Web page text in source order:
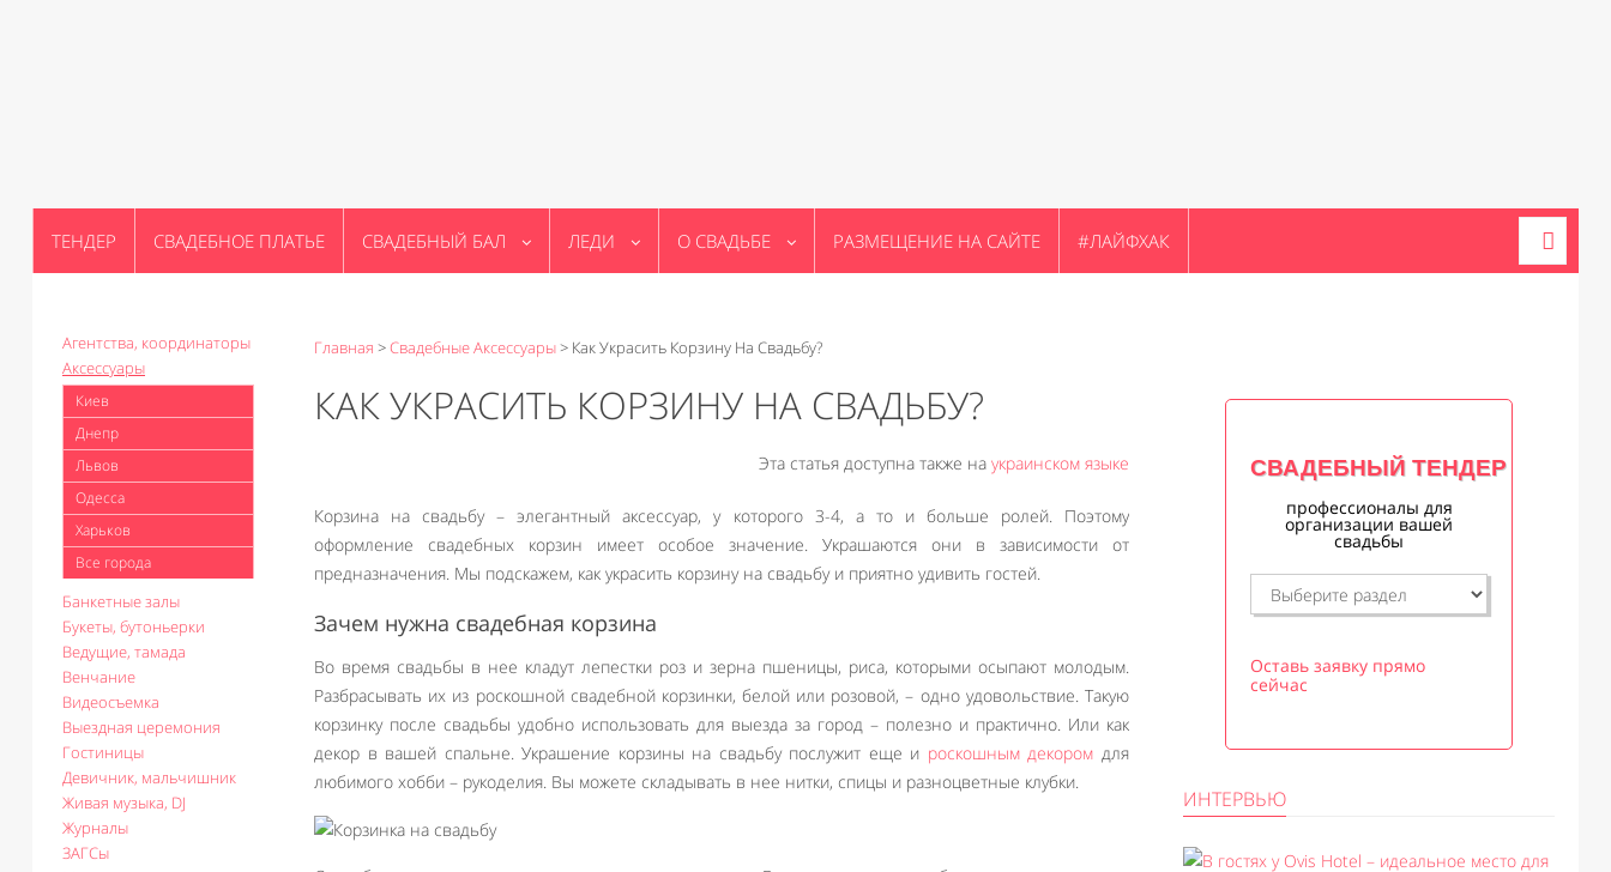
ТЕНДЕР СВАДЕБНОЕ ПЛАТЬЕ СВАДЕБНЫЙ БАЛ ЛЕДИ О СВАДЬБЕ РАЗМЕЩЕНИЕ НА САЙТЕ #ЛАЙФХАК
Агентства, координаторы
Аксессуары
Киев
Днепр
Львов
Одесса
Харьков
Все города
Банкетные залы
Букеты, бутоньерки
Ведущие, тамада
Венчание
Видеосъемка
Выездная церемония
Гостиницы
Девичник, мальчишник
Живая музыка, DJ
Журналы
ЗАГСы
Главная >Свадебные Аксессуары> Как Украсить Корзину На Свадьбу?
КАК УКРАСИТЬ КОРЗИНУ НА СВАДЬБУ?
Эта статья доступна также на украинском языке
Корзина на свадьбу – элегантный аксессуар, у которого 3-4, а то и больше ролей. Поэтому
оформление свадебных корзин имеет особое значение. Украшаются они в зависимости от
предназначения. Мы подскажем, как украсить корзину на свадьбу и приятно удивить гостей.
Зачем нужна свадебная корзина
Во время свадьбы в нее кладут лепестки роз и зерна пшеницы, риса, которыми осыпают молодым.
Разбрасывать их из роскошной свадебной корзинки, белой или розовой, – одно удовольствие. Такую
корзинку после свадьбы удобно использовать для выезда за город – полезно и практично. Или как
декор в вашей спальне. Украшение корзины на свадьбу послужит еще и роскошным декором для
любимого хобби – рукоделия. Вы можете складывать в нее нитки, спицы и разноцветные клубки.
СВАДЕБНЫЙ ТЕНДЕР
профессионалы для
организации вашей
свадьбы
Оставь заявку прямо
сейчас
ИНТЕРВЬЮ